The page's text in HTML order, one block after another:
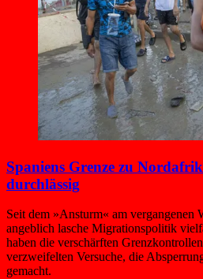
Spaniens Grenze zu
durchlässig
Seit dem »Ansturm« am vergangenen
angeblich lasche Migrationspolitik
haben die verschärften
verzweifelten Versuche, die
gemacht.